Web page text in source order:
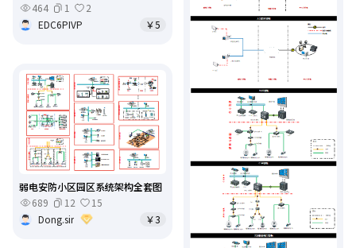
464 1
2
EDC6PIVP
￥5
弱电安防小区园区系统架构全套图
689
12
15
Dong.sir
￥3